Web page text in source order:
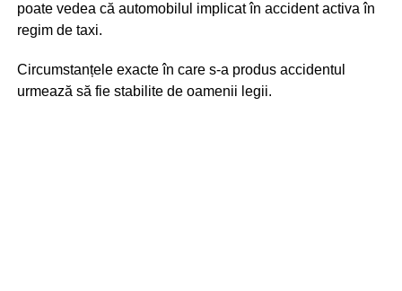
poate vedea că automobilul implicat în accident activa în
regim de taxi.
Circumstanțele exacte în care s-a produs accidentul
urmează să fie stabilite de oamenii legii.